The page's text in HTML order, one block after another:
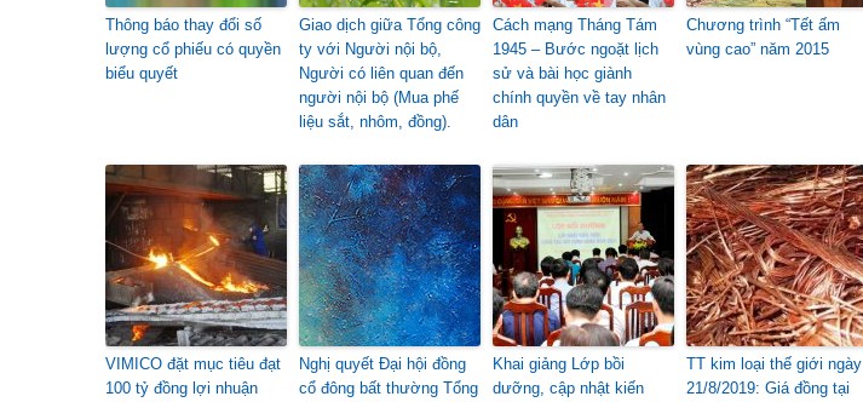
Thông báo thay đổi số
lượng cổ phiếu có quyền
biểu quyết
Giao dịch giữa Tổng công
ty với Người nội bộ,
Người có liên quan đến
người nội bộ (Mua phế
liệu sắt, nhôm, đồng).
Cách mạng Tháng Tám
1945 – Bước ngoặt lịch
sử và bài học giành
chính quyền về tay nhân
dân
Chương trình “Tết ấm
vùng cao” năm 2015
VIMICO đặt mục tiêu đạt
100 tỷ đồng lợi nhuận
Nghị quyết Đại hội đồng
cổ đông bất thường Tổng
Khai giảng Lớp bồi
dưỡng, cập nhật kiến
TT kim loại thế giới ngày
21/8/2019: Giá đồng tại